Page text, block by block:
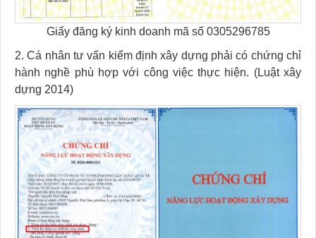
Giấy đăng ký kinh doanh mã số 0305296785
2. Cá nhân tư vấn kiểm định xây dựng phải có chứng chỉ
hành nghề phù hợp với công việc thực hiện. (Luật xây
dựng 2014)